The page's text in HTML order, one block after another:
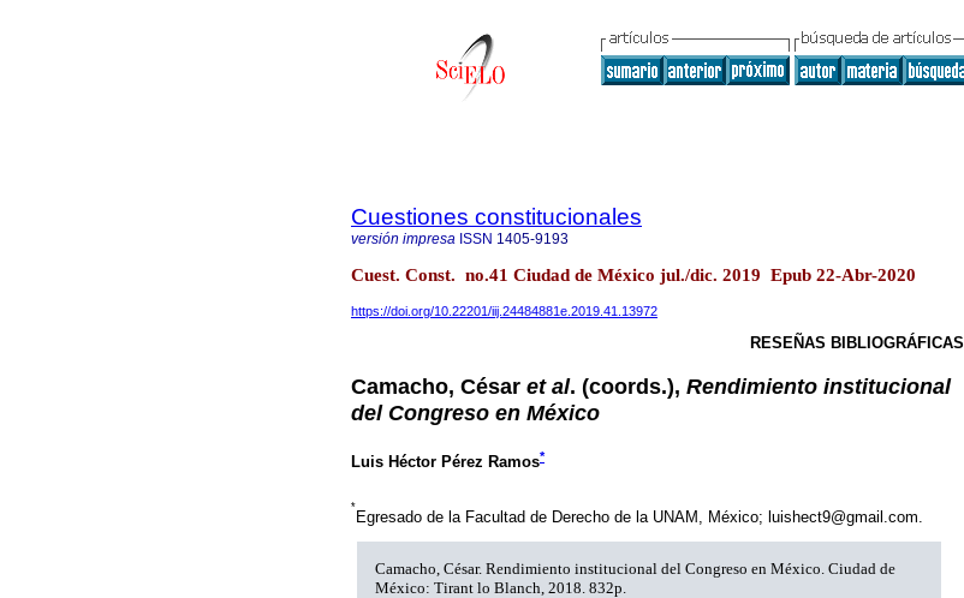
Cuestiones constitucionales
versión impresa ISSN 1405-9193
Cuest. Const. no.41 Ciudad de México jul./dic. 2019 Epub 22-Abr-2020
https://doi.org/10.22201/iij.24484881e.2019.41.13972
RESEÑAS BIBLIOGRÁFICAS
Camacho, César et al. (coords.), Rendimiento institucional
del Congreso en México
Luis Héctor Pérez Ramos*
*
Egresado de la Facultad de Derecho de la UNAM, México; luishect9@gmail.com.
Camacho, César. Rendimiento institucional del Congreso en México. Ciudad de
México: Tirant lo Blanch, 2018. 832p.